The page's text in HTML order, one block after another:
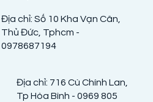
Địa chỉ: Số 10 Kha Vạn Cân,
Thủ Đức, Tphcm -
0978687194
Địa chỉ: 716 Cù Chính Lan,
Tp Hòa Bình - 0969 805